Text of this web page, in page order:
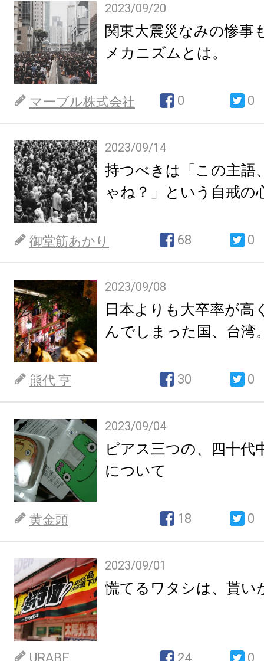
2023/09/20
関東大震災なみの惨事
メカニズムとは。
マーブル株式会社 0 0
2023/09/14
持つべきは「この主語
ゃね？」という自戒の
御堂筋あかり 68 0
2023/09/08
日本よりも大卒率が高
んでしまった国、台湾
熊代 亨 30 0
2023/09/04
ピアス三つの、四十代
について
黄金頭 18 0
2023/09/01
慌てるワタシは、貰い
URABE 24 0